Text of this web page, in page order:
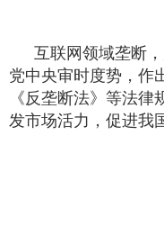
互联网领域垄断
党中央审时度势，作
《反垄断法》等法
发市场活力，促进我